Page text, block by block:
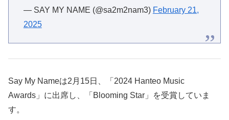
— SAY MY NAME (@sa2m2nam3) February 21,
2025
Say My Nameは2月15日、「2024 Hanteo Music
Awards」に出席し、「Blooming Star」を受賞していま
す。